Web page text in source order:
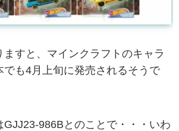
ますと、マインクラフトのキャラ
でも4月上旬に発売されるそうで
GJJ23-986Bとのことで・・・いわ